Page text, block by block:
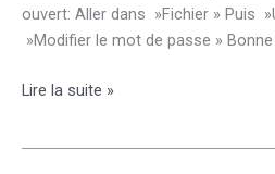
ouvert: Aller dans »Fichier » Puis
»Modifier le mot de passe »
Changer
Lire la suite »